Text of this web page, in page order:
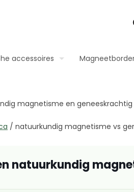
accessoires
/ natuurkundig magnetisme vs
natuurkundig